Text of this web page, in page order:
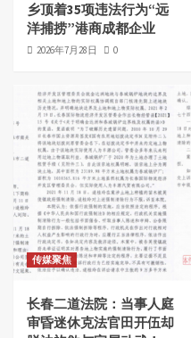
乡顶着35项违法行为“远
洋捕捞”港商成都企业
2026年7月28日 0
传媒聚焦
长春二道法院：当事人庭
审昏迷休克法官田开伍却